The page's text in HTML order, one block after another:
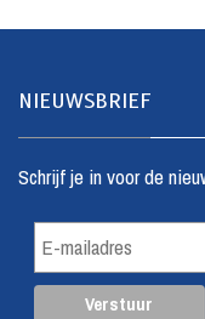
NIEUWSBRIEF
Schrijf je in voor de